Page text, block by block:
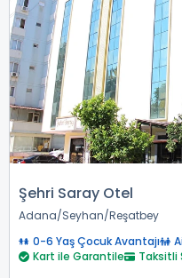
Şehri Saray Otel
Adana Seyhan Reşatbey
0-6 Yaş Çocuk Avantajı
Kart ile Garantile
Taksitli